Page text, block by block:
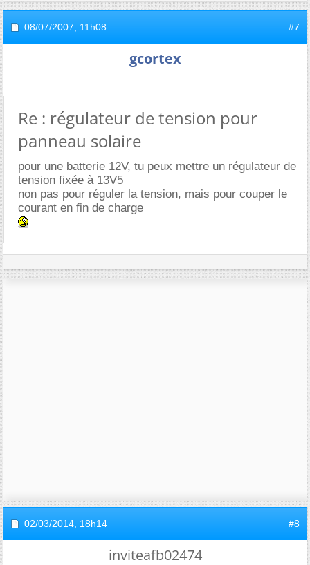
08/07/2007, 11h08 #7
gcortex
Re : régulateur de tension pour
panneau solaire
pour une batterie 12V, tu peux mettre un régulateur de
tension fixée à 13V5
non pas pour réguler la tension, mais pour couper le
courant en fin de charge
02/03/2014, 18h14 #8
inviteafb02474